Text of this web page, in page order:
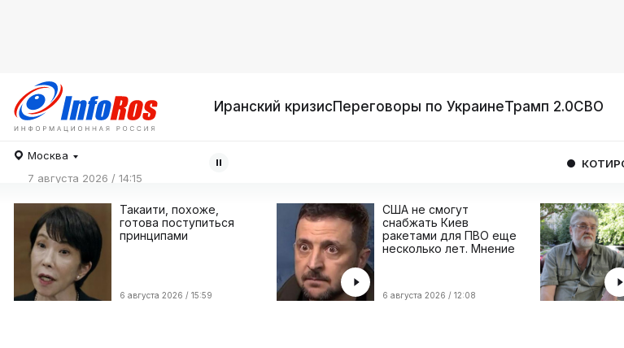
Иранский кризисПереговоры по УкраинеТрамп 2.0СВО
Москва
7 августа 2026 / 14:15
КОТИРОВКИ USD
Такаити, похоже,
готова поступиться
принципами
6 августа 2026 / 15:59
США не смогут
снабжать Киев
ракетами для ПВО еще
несколько лет. Мнение
6 августа 2026 / 12:08